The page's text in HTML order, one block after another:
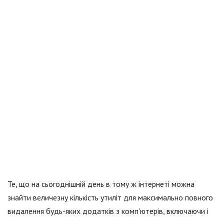
Те, що на сьогоднішній день в тому ж інтернеті можна
знайти величезну кількість утиліт для максимально повного
видалення будь-яких додатків з комп'ютерів, включаючи і